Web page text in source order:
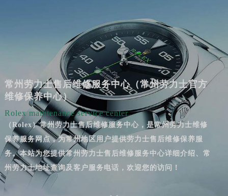
常州劳力士售后维修服务中心（常州劳力士官方
维修保养中心）
Rolex maintenance service center
（Rolex）常州劳力士售后维修服务中心，是常州劳力士维修
保养服务网点，为常州地区用户提供劳力士售后维修保养服
务。本站为您提供常州劳力士售后维修服务中心详细介绍、常
州劳力士地址查询及客户服务电话，欢迎您的访问！